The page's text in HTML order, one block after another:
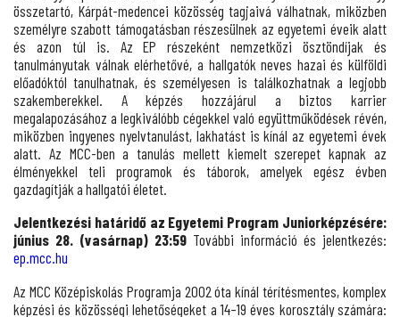
összetartó, Kárpát-medencei közösség tagjaivá válhatnak, miközben
személyre szabott támogatásban részesülnek az egyetemi éveik alatt
és azon túl is. Az EP részeként nemzetközi ösztöndíjak és
tanulmányutak válnak elérhetővé, a hallgatók neves hazai és külföldi
előadóktól tanulhatnak, és személyesen is találkozhatnak a legjobb
szakemberekkel. A képzés hozzájárul a biztos karrier
megalapozásához a legkiválóbb cégekkel való együttműködések révén,
miközben ingyenes nyelvtanulást, lakhatást is kínál az egyetemi évek
alatt. Az MCC-ben a tanulás mellett kiemelt szerepet kapnak az
élményekkel teli programok és táborok, amelyek egész évben
gazdagítják a hallgatói életet.
Jelentkezési határidő az Egyetemi Program Juniorképzésére:
június 28. (vasárnap) 23:59 További információ és jelentkezés:
ep.mcc.hu
Az MCC Középiskolás Programja 2002 óta kínál térítésmentes, komplex
képzési és közösségi lehetőségeket a 14–19 éves korosztály számára: